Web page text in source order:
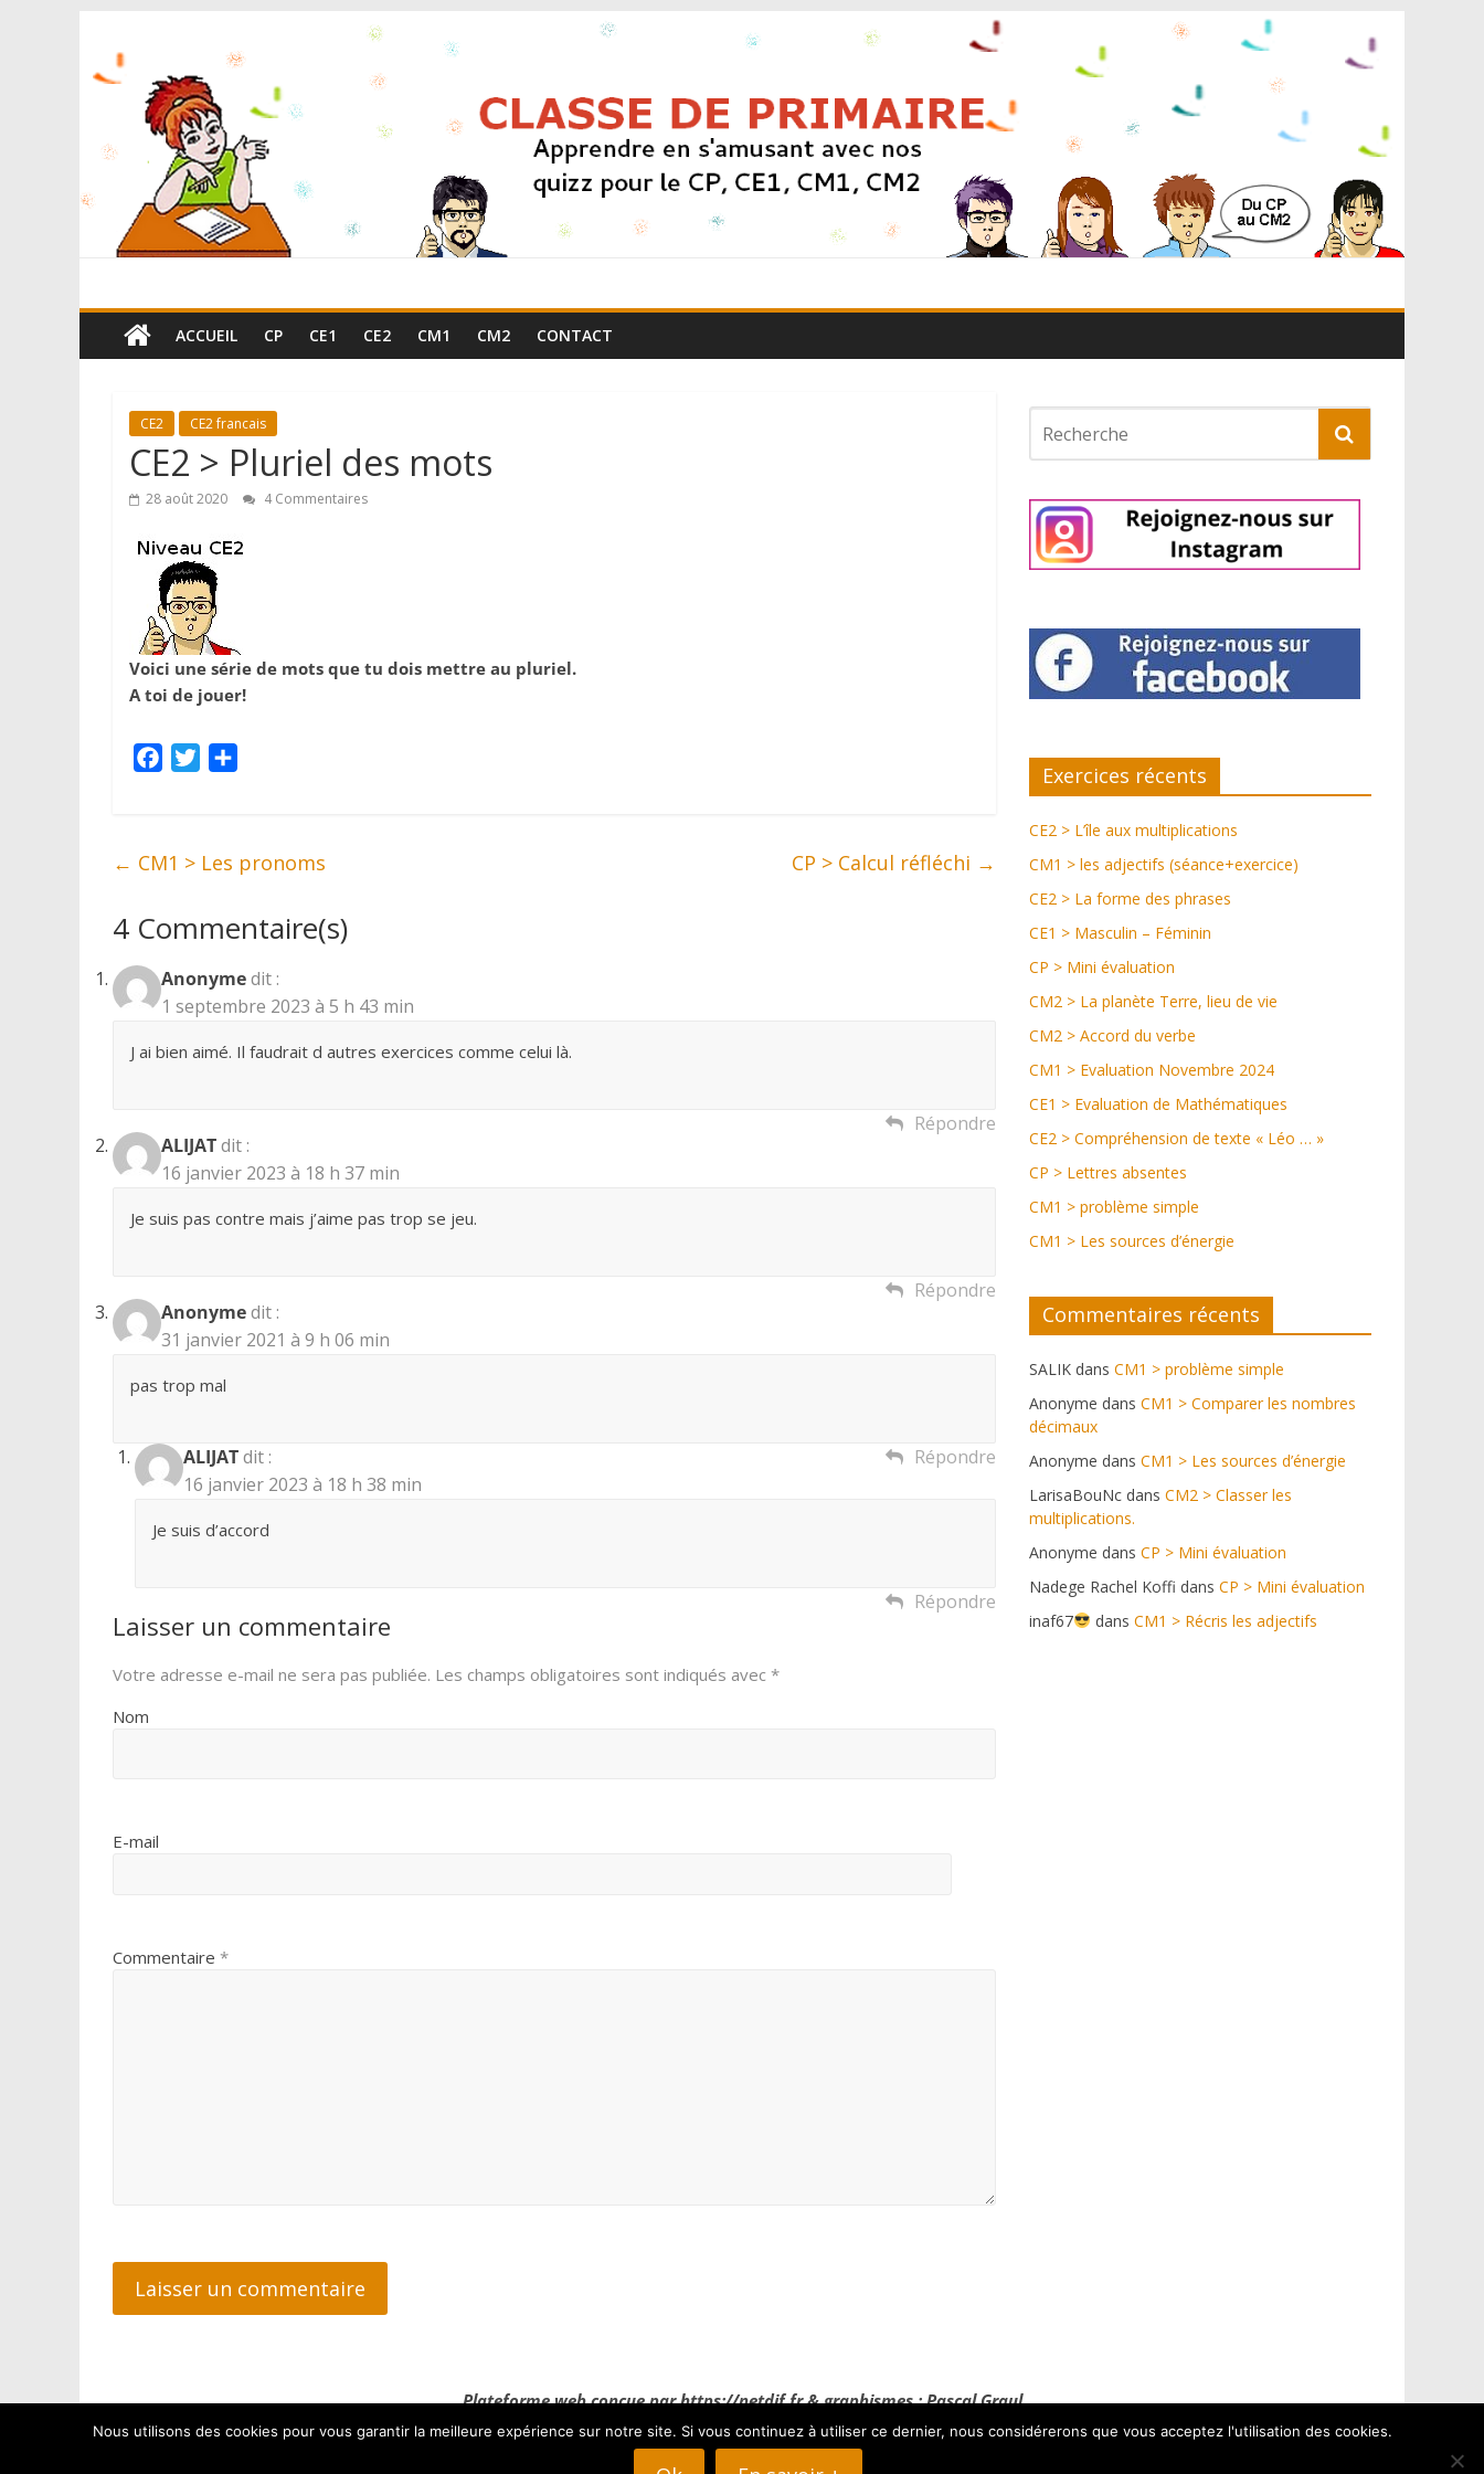
ACCUEIL CP CE1 CE2 CM1 CM2 CONTACT
CE2 CE2 francais
CE2 > Pluriel des mots
28 août 2020 4 Commentaires
Voici une série de mots que tu dois mettre au pluriel.
A toi de jouer!
b
o
t
r
a
e
← CM1 > Les pronoms CP > Calcul réfléchi →
4 Commentaire(s)
Anonymedit :
1 septembre 2023 à 5 h 43 min
J ai bien aimé. Il faudrait d autres exercices comme celui là.
Répondre
ALIJATdit :
16 janvier 2023 à 18 h 37 min
Je suis pas contre mais j’aime pas trop se jeu.
Répondre
Anonymedit :
31 janvier 2021 à 9 h 06 min
pas trop mal
Répondre
ALIJATdit :
16 janvier 2023 à 18 h 38 min
Je suis d’accord
Répondre
Laisser un commentaire
Votre adresse e-mail ne sera pas publiée. Les champs obligatoires sont indiqués avec *
Nom
E-mail
Commentaire *
Exercices récents
CE2 > L’île aux multiplications
CM1 > les adjectifs (séance+exercice)
CE2 > La forme des phrases
CE1 > Masculin – Féminin
CP > Mini évaluation
CM2 > La planète Terre, lieu de vie
CM2 > Accord du verbe
CM1 > Evaluation Novembre 2024
CE1 > Evaluation de Mathématiques
CE2 > Compréhension de texte « Léo … »
CP > Lettres absentes
CM1 > problème simple
CM1 > Les sources d’énergie
Commentaires récents
SALIK dans CM1 > problème simple
Anonyme dans CM1 > Comparer les nombres
décimaux
Anonyme dans CM1 > Les sources d’énergie
LarisaBouNc dans CM2 > Classer les
multiplications.
Anonyme dans CP > Mini évaluation
Nadege Rachel Koffi dans CP > Mini évaluation
inaf67
dans CM1 > Récris les adjectifs
Plateforme web conçue par https://netdif.fr & graphismes : Pascal Graul
Nous utilisons des cookies pour vous garantir la meilleure expérience sur notre site. Si vous continuez à utiliser ce dernier, nous considérerons que vous acceptez l'utilisation des cookies.